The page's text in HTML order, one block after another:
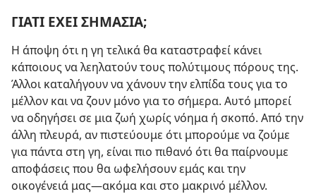
ΓΙΑΤΙ ΕΧΕΙ ΣΗΜΑΣΙΑ;
Η άποψη ότι η γη τελικά θα καταστραφεί κάνει
κάποιους να λεηλατούν τους πολύτιμους πόρους της.
Άλλοι καταλήγουν να χάνουν την ελπίδα τους για το
μέλλον και να ζουν μόνο για το σήμερα. Αυτό μπορεί
να οδηγήσει σε μια ζωή χωρίς νόημα ή σκοπό. Από την
άλλη πλευρά, αν πιστεύουμε ότι μπορούμε να ζούμε
για πάντα στη γη, είναι πιο πιθανό ότι θα παίρνουμε
αποφάσεις που θα ωφελήσουν εμάς και την
οικογένειά μας—ακόμα και στο μακρινό μέλλον.